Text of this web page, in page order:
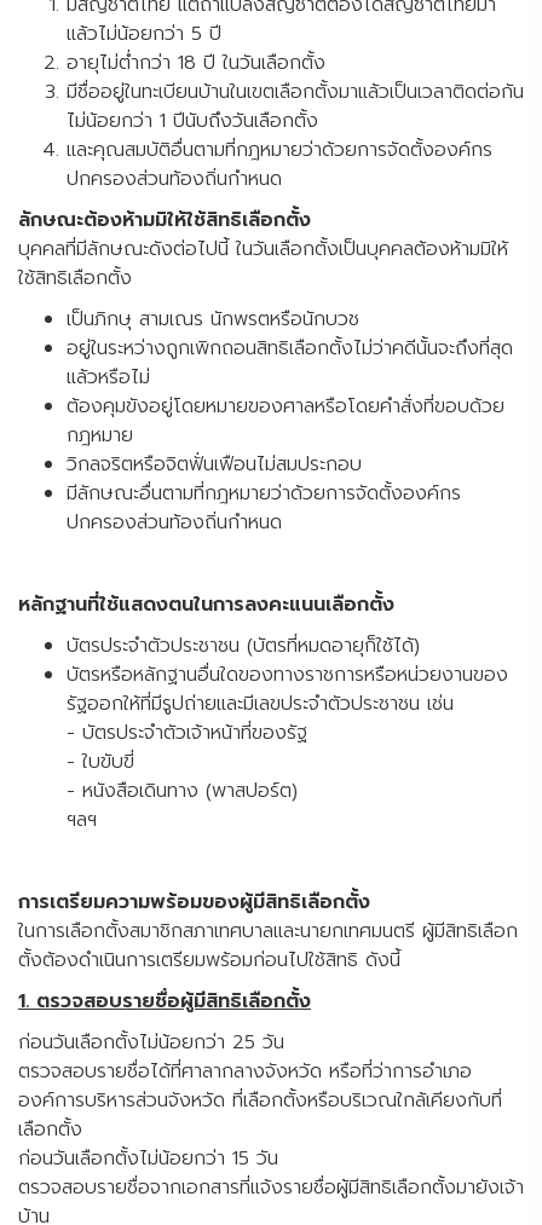
แล้วไม่น้อยกว่า 5 ปี
อายุไม่ต่ำกว่า 18 ปี ในวันเลือกตั้ง
มีชื่ออยู่ในทะเบียนบ้านในเขตเลือกตั้งมาแล้วเป็นเวลาติดต่อกัน
ไม่น้อยกว่า 1 ปีนับถึงวันเลือกตั้ง
และคุณสมบัติอื่นตามที่กฎหมายว่าด้วยการจัดตั้งองค์กร
ปกครองส่วนท้องถิ่นกำหนด
ลักษณะต้องห้ามมิให้ใช้สิทธิเลือกตั้ง
บุคคลที่มีลักษณะดังต่อไปนี้ ในวันเลือกตั้งเป็นบุคคลต้องห้ามมิให้
ใช้สิทธิเลือกตั้ง
เป็นภิกษุ สามเณร นักพรตหรือนักบวช
อยู่ในระหว่างถูกเพิกถอนสิทธิเลือกตั้งไม่ว่าคดีนั้นจะถึงที่สุด
แล้วหรือไม่
ต้องคุมขังอยู่โดยหมายของศาลหรือโดยคำสั่งที่ขอบด้วย
กฎหมาย
วิกลจริตหรือจิตฟั่นเฟือนไม่สมประกอบ
มีลักษณะอื่นตามที่กฎหมายว่าด้วยการจัดตั้งองค์กร
ปกครองส่วนท้องถิ่นกำหนด
หลักฐานที่ใช้แสดงตนในการลงคะแนนเลือกตั้ง
บัตรประจำตัวประชาชน (บัตรที่หมดอายุก็ใช้ได้)
บัตรหรือหลักฐานอื่นใดของทางราชการหรือหน่วยงานของ
รัฐออกให้ที่มีรูปถ่ายและมีเลขประจำตัวประชาชน เช่น
- บัตรประจำตัวเจ้าหน้าที่ของรัฐ
- ใบขับขี่
- หนังสือเดินทาง (พาสปอร์ต)
ฯลฯ
การเตรียมความพร้อมของผู้มีสิทธิเลือกตั้ง
ในการเลือกตั้งสมาชิกสภาเทศบาลและนายกเทศมนตรี ผู้มีสิทธิเลือก
ตั้งต้องดำเนินการเตรียมพร้อมก่อนไปใช้สิทธิ ดังนี้
1. ตรวจสอบรายชื่อผู้มีสิทธิเลือกตั้ง
ก่อนวันเลือกตั้งไม่น้อยกว่า 25 วัน
ตรวจสอบรายชื่อได้ที่ศาลากลางจังหวัด หรือที่ว่าการอำเภอ
องค์การบริหารส่วนจังหวัด ที่เลือกตั้งหรือบริเวณใกล้เคียงกับที่
เลือกตั้ง
ก่อนวันเลือกตั้งไม่น้อยกว่า 15 วัน
ตรวจสอบรายชื่อจากเอกสารที่แจ้งรายชื่อผู้มีสิทธิเลือกตั้งมายังเจ้า
บ้าน